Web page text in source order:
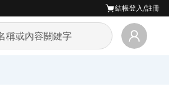
結帳登入/註冊